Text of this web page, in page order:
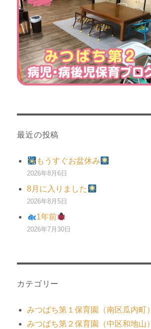
最近の投稿
もうすぐお盆休み
2026年8月6日
8月に入りました
2026年8月5日
1年前
2026年7月30日
カテゴリー
みつばち第１保育園（南区瓜内町）
みつばち第２保育園（中区和地山）